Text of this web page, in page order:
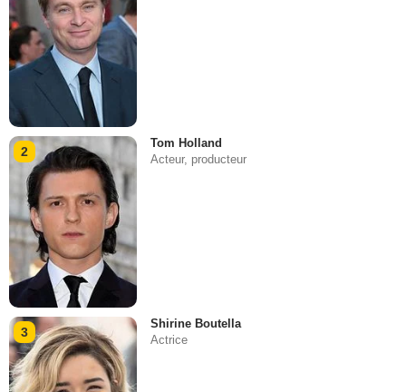
2
Tom Holland
Acteur, producteur
3
Shirine Boutella
Actrice